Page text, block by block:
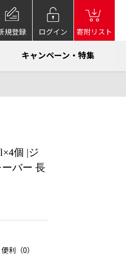
規登録 ログイン 寄附リスト
キャンペーン・特集
個 |ジ
バー 長
便利（0）